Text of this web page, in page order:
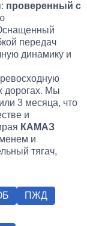
проверенный с
передач
динамику и
дорогах. Мы
3 месяца, что
и
КАМАЗ
и
тягач,
ПЖД